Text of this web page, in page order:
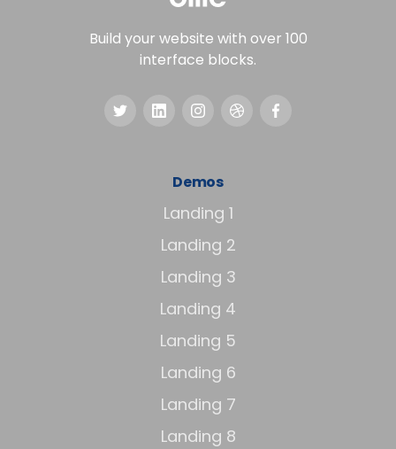
Build your website with over 100
interface blocks.
Demos
Landing 1
Landing 2
Landing 3
Landing 4
Landing 5
Landing 6
Landing 7
Landing 8